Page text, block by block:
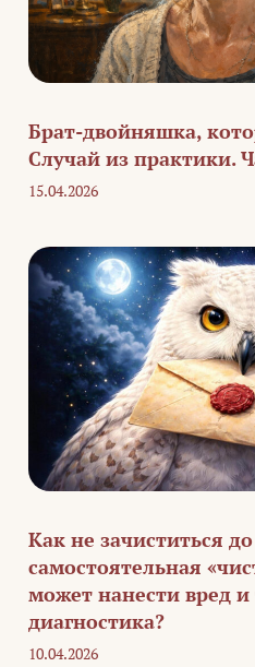
Брат-двойняшка,
Случай из практики.
15.04.2026
Как не зачиститься
самостоятельная
может нанести вред
диагностика?
10.04.2026